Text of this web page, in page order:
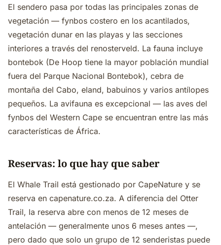
El sendero pasa por todas las principales zonas de
vegetación — fynbos costero en los acantilados,
vegetación dunar en las playas y las secciones
interiores a través del renosterveld. La fauna incluye
bontebok (De Hoop tiene la mayor población mundial
fuera del Parque Nacional Bontebok), cebra de
montaña del Cabo, eland, babuinos y varios antílopes
pequeños. La avifauna es excepcional — las aves del
fynbos del Western Cape se encuentran entre las más
características de África.
Reservas: lo que hay que saber
El Whale Trail está gestionado por CapeNature y se
reserva en capenature.co.za. A diferencia del Otter
Trail, la reserva abre con menos de 12 meses de
antelación — generalmente unos 6 meses antes —,
pero dado que solo un grupo de 12 senderistas puede